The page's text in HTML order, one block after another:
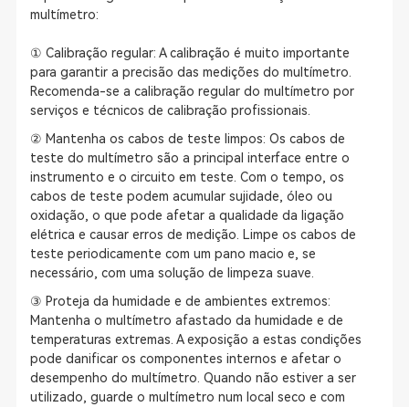
multímetro:
① Calibração regular: A calibração é muito importante
para garantir a precisão das medições do multímetro.
Recomenda-se a calibração regular do multímetro por
serviços e técnicos de calibração profissionais.
② Mantenha os cabos de teste limpos: Os cabos de
teste do multímetro são a principal interface entre o
instrumento e o circuito em teste. Com o tempo, os
cabos de teste podem acumular sujidade, óleo ou
oxidação, o que pode afetar a qualidade da ligação
elétrica e causar erros de medição. Limpe os cabos de
teste periodicamente com um pano macio e, se
necessário, com uma solução de limpeza suave.
③ Proteja da humidade e de ambientes extremos:
Mantenha o multímetro afastado da humidade e de
temperaturas extremas. A exposição a estas condições
pode danificar os componentes internos e afetar o
desempenho do multímetro. Quando não estiver a ser
utilizado, guarde o multímetro num local seco e com